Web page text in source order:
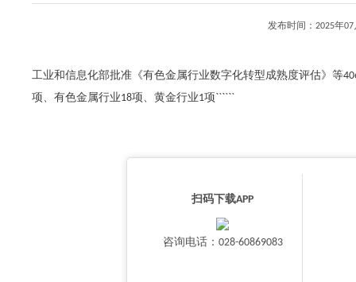
发布时间：2025年
工业和信息化部批准《有色金属行业数字化转型成熟度评估》等
项、有色金属行业18项、黄金行业1项``````
扫码下载APP
咨询电话：028-60869083